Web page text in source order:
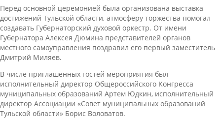
Перед основной церемонией была организована выставка
достижений Тульской области, атмосферу торжества помогал
создавать Губернаторский духовой оркестр. От имени
Губернатора Алексея Дюмина представителей органов
местного самоуправления поздравил его первый заместитель
Дмитрий Миляев.
В числе приглашенных гостей мероприятия был
исполнительный директор Общероссийского Конгресса
муниципальных образований Артем Юдкин, исполнительный
директор Ассоциации «Совет муниципальных образований
Тульской области» Борис Воловатов.